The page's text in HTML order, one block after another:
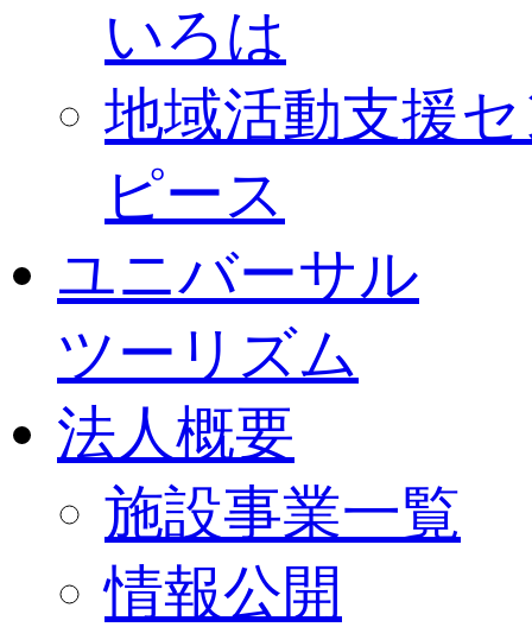
いろは
地域活動支援
ピース
ユニバーサル
ツーリズム
法人概要
施設事業一覧
情報公開